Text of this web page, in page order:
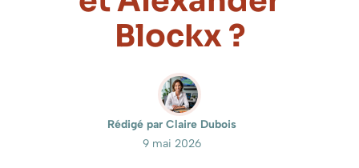
Blockx ?
Rédigé par Claire Dubois
9 mai 2026